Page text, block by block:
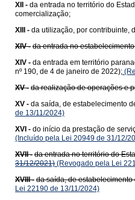
XII - da entrada no território do
comercialização;
XIII - da utilização, por contribuinte,
XIV - da entrada no
XIV - da entrada em território
nº 190, de 4 de janeiro de 2022);
XV - da realização de operações e
XV - da saída, de estabelecimento
de 13/11/2024)
XVI - do início da prestação de
(Incluído pela Lei 20949 de 31/12/
XVII - da entrada no território do
31/12/2021) (Revogado pela Lei
XVIII - da saída, de
Lei 22190 de 13/11/2024)